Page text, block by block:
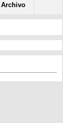
Archivo